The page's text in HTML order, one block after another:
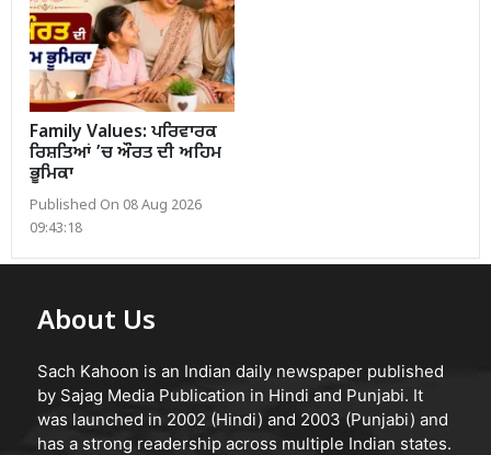
Family Values: ਪਰਿਵਾਰਕ
ਰਿਸ਼ਤਿਆਂ ’ਚ ਔਰਤ ਦੀ ਅਹਿਮ
ਭੂਮਿਕਾ
Published On 08 Aug 2026
09:43:18
About Us
Sach Kahoon is an Indian daily newspaper published
by Sajag Media Publication in Hindi and Punjabi. It
was launched in 2002 (Hindi) and 2003 (Punjabi) and
has a strong readership across multiple Indian states.